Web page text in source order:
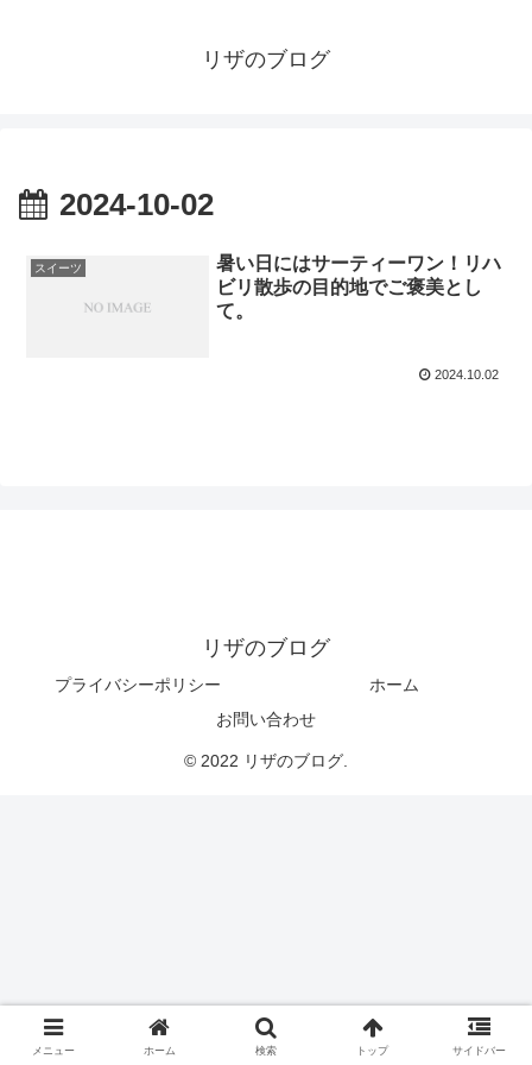
リザのブログ
2024-10-02
スイーツ
暑い日にはサーティーワン！リハ
ビリ散歩の目的地でご褒美とし
て。
2024.10.02
リザのブログ
プライバシーポリシー
ホーム
お問い合わせ
© 2022 リザのブログ.
メニュー ホーム 検索 トップ サイドバー